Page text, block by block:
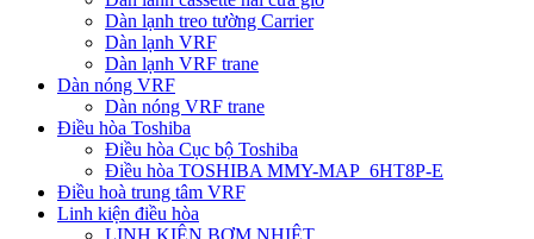
Dàn lạnh treo tường Carrier
Dàn lạnh VRF
Dàn lạnh VRF trane
Dàn nóng VRF
Dàn nóng VRF trane
Điều hòa Toshiba
Điều hòa Cục bộ Toshiba
Điều hòa TOSHIBA MMY-MAP_6HT8P-E
Điều hoà trung tâm VRF
Linh kiện điều hòa
LINH KIỆN BƠM NHIỆT